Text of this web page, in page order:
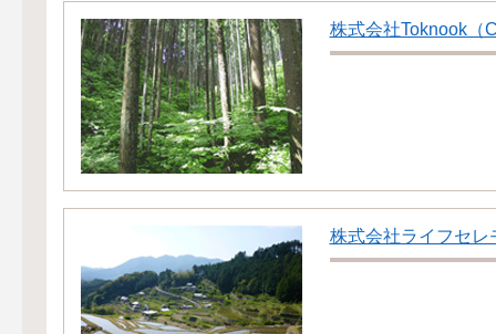
株式会社Toknook（
株式会社ライフセレ